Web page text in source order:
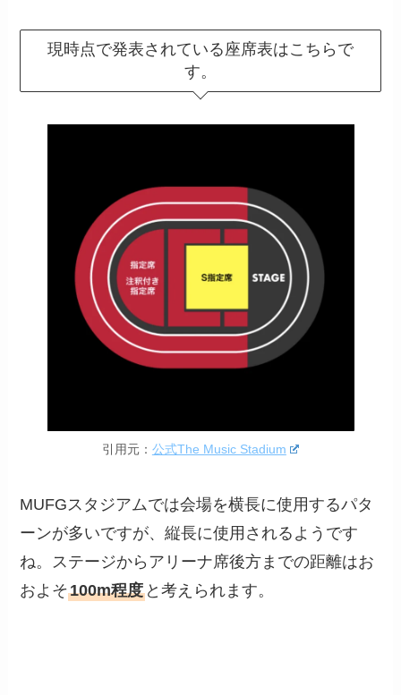
現時点で発表されている座席表はこちらで
す。
引用元： 公式The Music Stadium
MUFGスタジアムでは会場を横長に使用するパタ
ーンが多いですが、縦長に使用されるようです
ね。ステージからアリーナ席後方までの距離はお
およそ100m程度 と考えられます。